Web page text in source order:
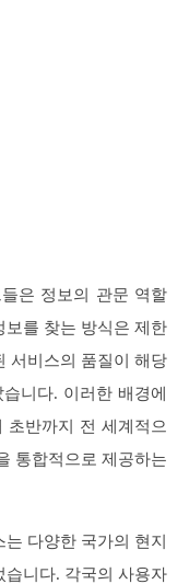
은 정보의 관문 역할
보를 찾는 방식은 제한
서비스의 품질이 해당
니다. 이러한 배경에
초반까지 전 세계적으
통합적으로 제공하는
다양한 국가의 현지
습니다. 각국의 사용자